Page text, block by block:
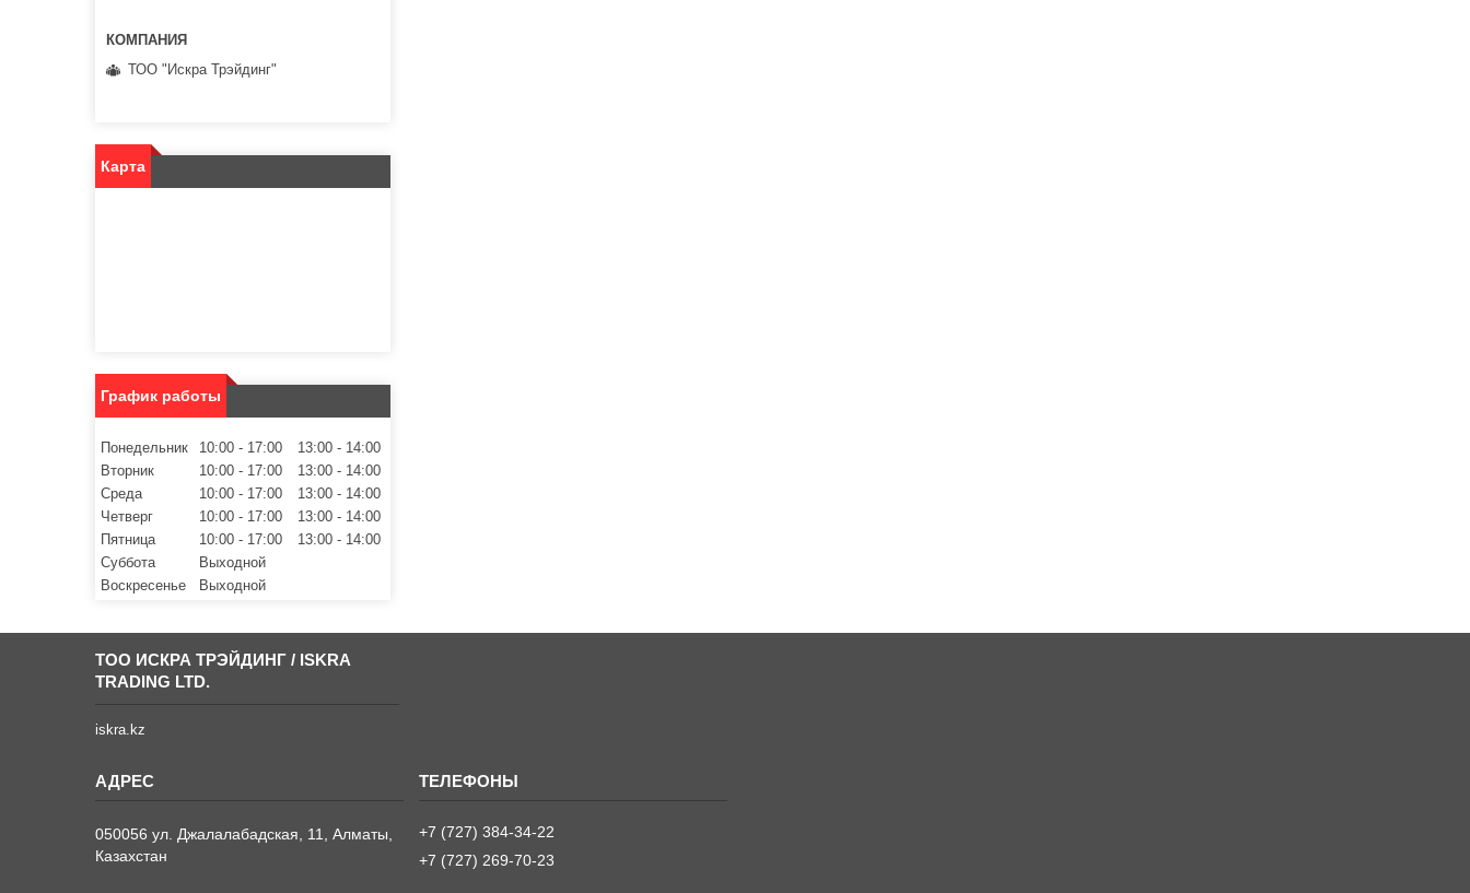
ТОО "Искра Трэйдинг"
Карта
График работы
Понедельник 10:00 17:00 13:00
14:00
Вторник
10:00 17:00 13:00
14:00
Среда
10:00 17:00 13:00
14:00
Четверг
10:00 17:00 13:00
14:00
Пятница
10:00 17:00 13:00
14:00
Суббота
Выходной
Воскресенье
Выходной
ТОО ИСКРА ТРЭЙДИНГ / ISKRA
TRADING LTD.
iskra.kz
050056 ул. Джалалабадская, 11, Алматы,
Казахстан
+7 (727) 384-34-22
+7 (727) 269-70-23